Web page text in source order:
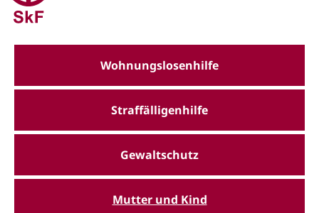
Wohnungslosenhilfe
Straffälligenhilfe
Gewaltschutz
Mutter und Kind